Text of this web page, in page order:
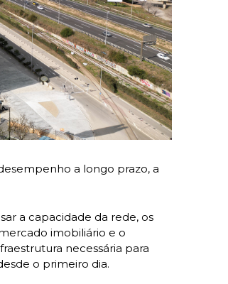
a longo prazo, a
a capacidade da rede, os
imobiliário e o
necessária para
o primeiro dia.